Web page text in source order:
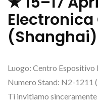
(Shanghai)
Luogo: Centro Espositivo
Numero Stand: N2-1211
Ti invitiamo